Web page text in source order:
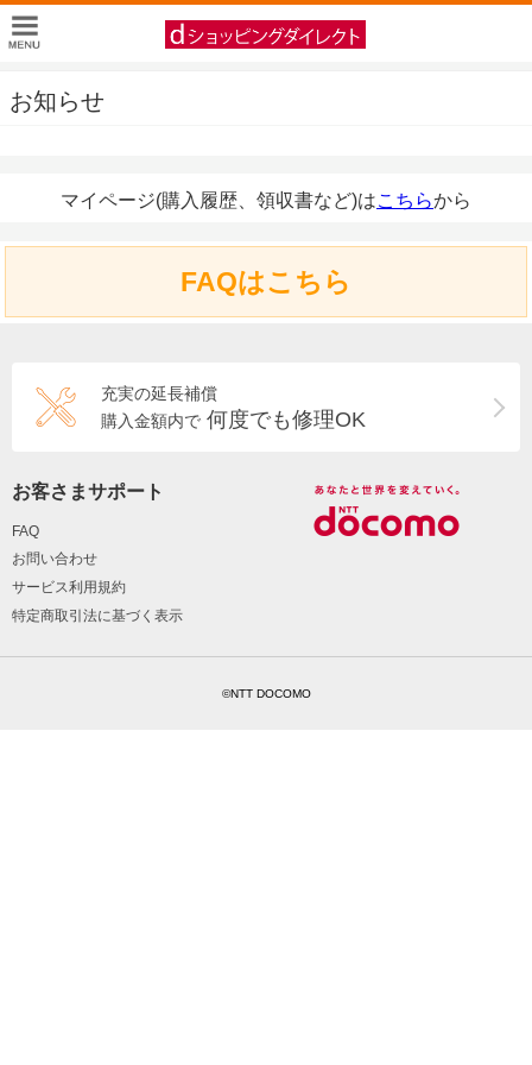
お知らせ
マイページ(購入履歴、領収書など)はこちらから
FAQはこちら
充実の延長補償
購入金額内で 何度でも修理OK
お客さまサポート
FAQ
お問い合わせ
サービス利用規約
特定商取引法に基づく表示
©NTT DOCOMO